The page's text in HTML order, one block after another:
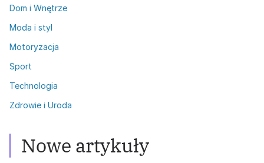
Dom i Wnętrze
Moda i styl
Motoryzacja
Sport
Technologia
Zdrowie i Uroda
Nowe artykuły